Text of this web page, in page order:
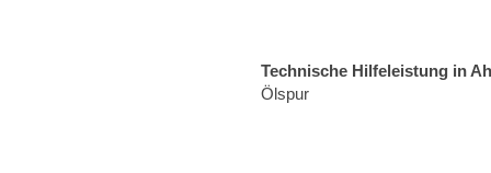
Technische Hilfeleistung in
Ölspur